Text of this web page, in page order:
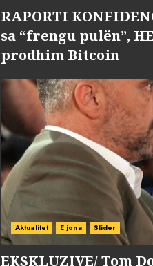
RAPORTI
sa “frengu pulën”,
prodhim Bitcoin
Aktualitet E jona Slider
EKSKLUZIVE/ Tom